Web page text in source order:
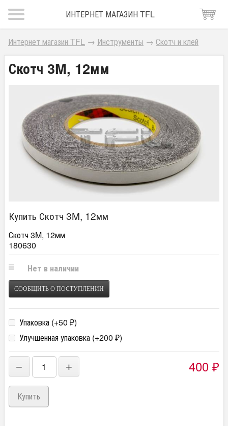
ИНТЕРНЕТ МАГАЗИН TFL
Интернет магазин TFL → Инструменты → Скотч и клей
Скотч 3M, 12мм
Купить Скотч 3M, 12мм
Скотч 3M, 12мм
180630
Нет в наличии
СООБЩИТЬ О ПОСТУПЛЕНИИ
Упаковка (+50 ₽)
Улучшенная упаковка (+200 ₽)
− + 400 ₽